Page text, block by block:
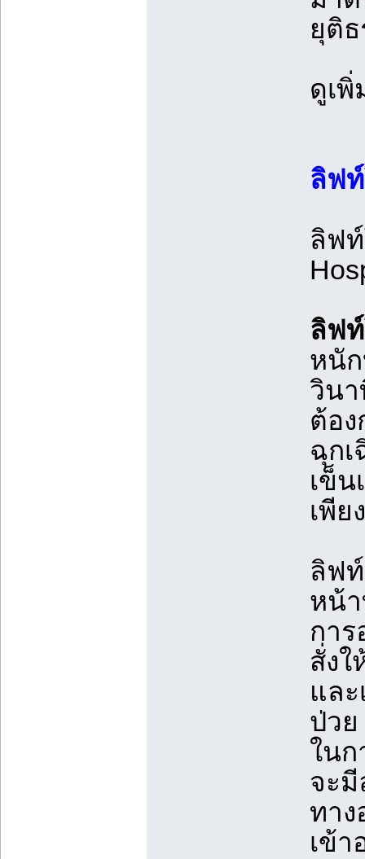
ยุติ
ดูเ
ลิฟ
ลิฟ
ลิฟ
หนัก
วินา
ต้อ
ฉุก
เข็
เพีย
ลิฟ
หน้
กา
สั่ง
แล
ป่วย
ใน
จะ
ทาง
เข้า